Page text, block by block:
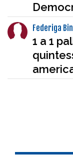
Federiga
1 a 1